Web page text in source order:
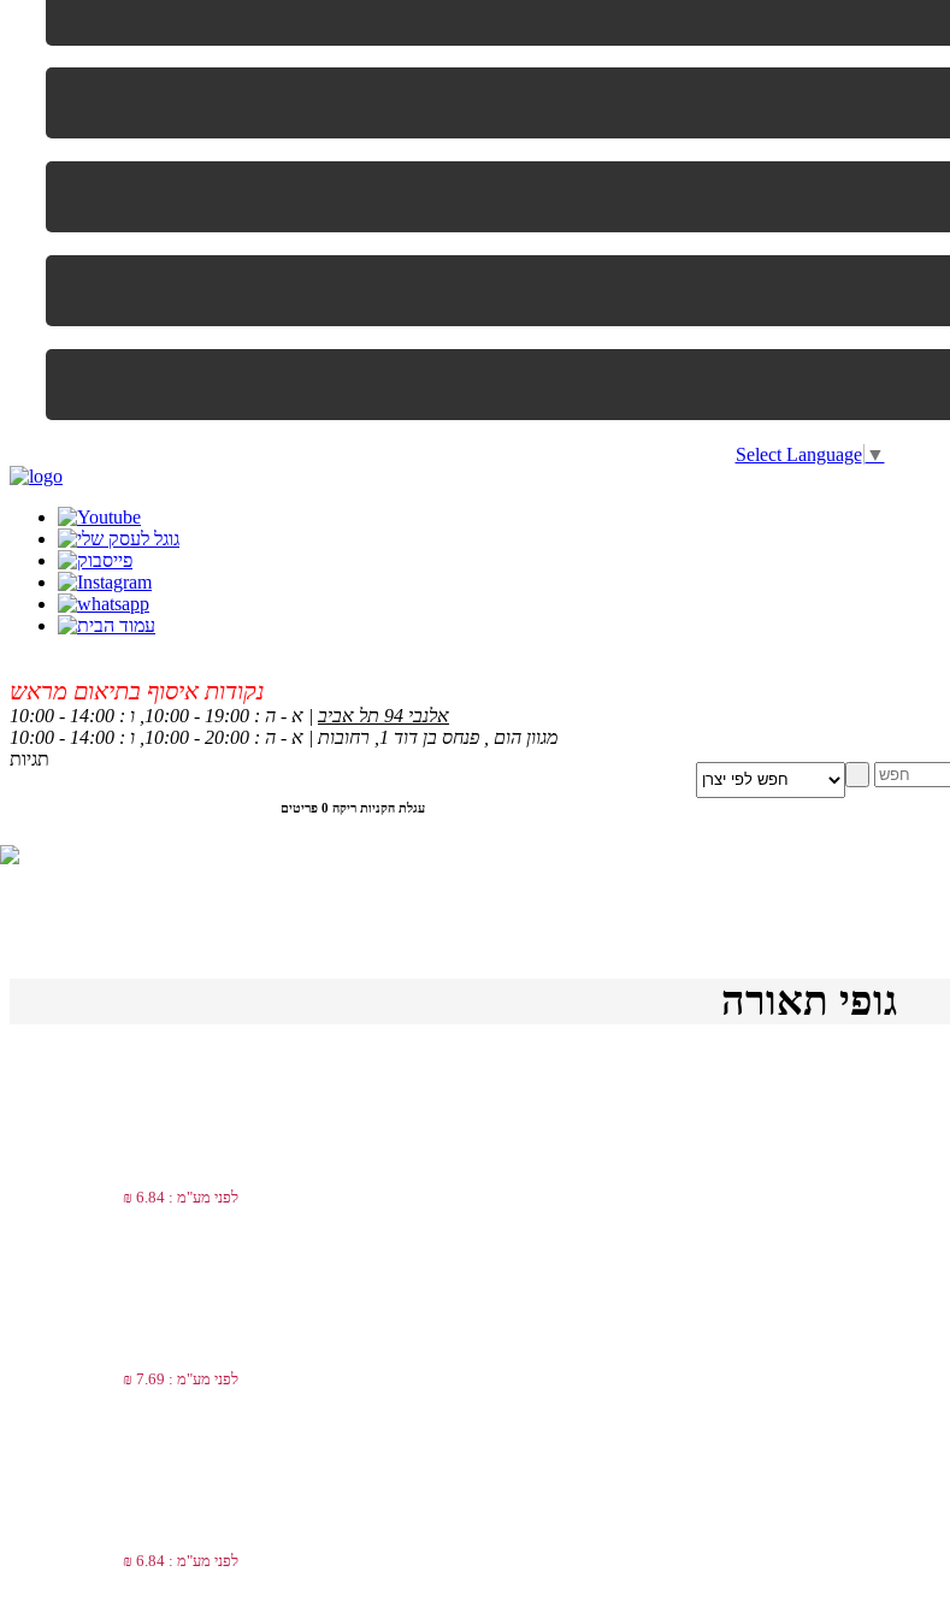
Select Language ▼
נקודות איסוף בתיאום מראש
אלנבי 94 תל אביב
| א - ה : 19:00 - 10:00, ו : 14:00 - 10:00
מגוון הום , פנחס בן דוד 1, רחובות | א - ה : 20:00 - 10:00, ו : 14:00 - 10:00
תגיות
עגלת הקניות ריקה 0 פריטים
גופי תאורה
לפני מע"מ : 6.84 ₪
לפני מע"מ : 7.69 ₪
לפני מע"מ : 6.84 ₪